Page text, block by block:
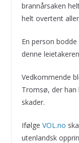
brannårsaken
helt overtent
En person
denne
Vedkommende
Tromsø, der
skader.
Ifølge VOL.no
utenlandsk